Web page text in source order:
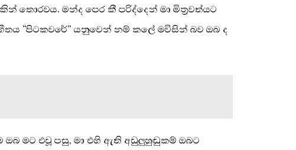
තොරවය. මන්ද පෙර කී පරිද්දෙන් මා මිත්‍රවත්යට
“පිටකවරේ” යනුවෙන් නම් කලේ මවිසින් බව ඔබ ද
ඔබ මට එවූ පසු, මා එහි ඇති අඩුලුහුඬුකම් ඔබට